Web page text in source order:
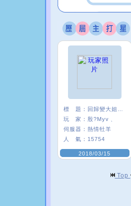
標 題：
玩 家： 殷?Myv﹑
伺服器： 熱情牡羊
人 氣： 15754
2018/03/15
Top